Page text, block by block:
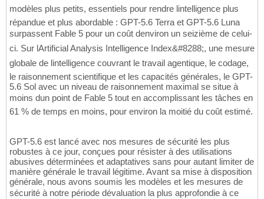
modèles plus petits, essentiels pour rendre lintelligence plus
répandue et plus abordable : GPT-5.6 Terra et GPT-5.6 Luna
surpassent Fable 5 pour un coût denviron un seizième de celui-
ci. Sur lArtificial Analysis Intelligence Index&#8288;, une mesure
globale de lintelligence couvrant le travail agentique, le codage,
le raisonnement scientifique et les capacités générales, le GPT-
5.6 Sol avec un niveau de raisonnement maximal se situe à
moins dun point de Fable 5 tout en accomplissant les tâches en
61 % de temps en moins, pour environ la moitié du coût estimé.
GPT-5.6 est lancé avec nos mesures de sécurité les plus
robustes à ce jour, conçues pour résister à des utilisations
abusives déterminées et adaptatives sans pour autant limiter de
manière générale le travail légitime. Avant sa mise à disposition
générale, nous avons soumis les modèles et les mesures de
sécurité à notre période dévaluation la plus approfondie à ce